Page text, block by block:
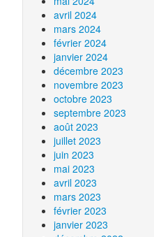
avril 2024
mars 2024
février 2024
janvier 2024
décembre 2023
novembre 2023
octobre 2023
septembre 2023
août 2023
juillet 2023
juin 2023
mai 2023
avril 2023
mars 2023
février 2023
janvier 2023